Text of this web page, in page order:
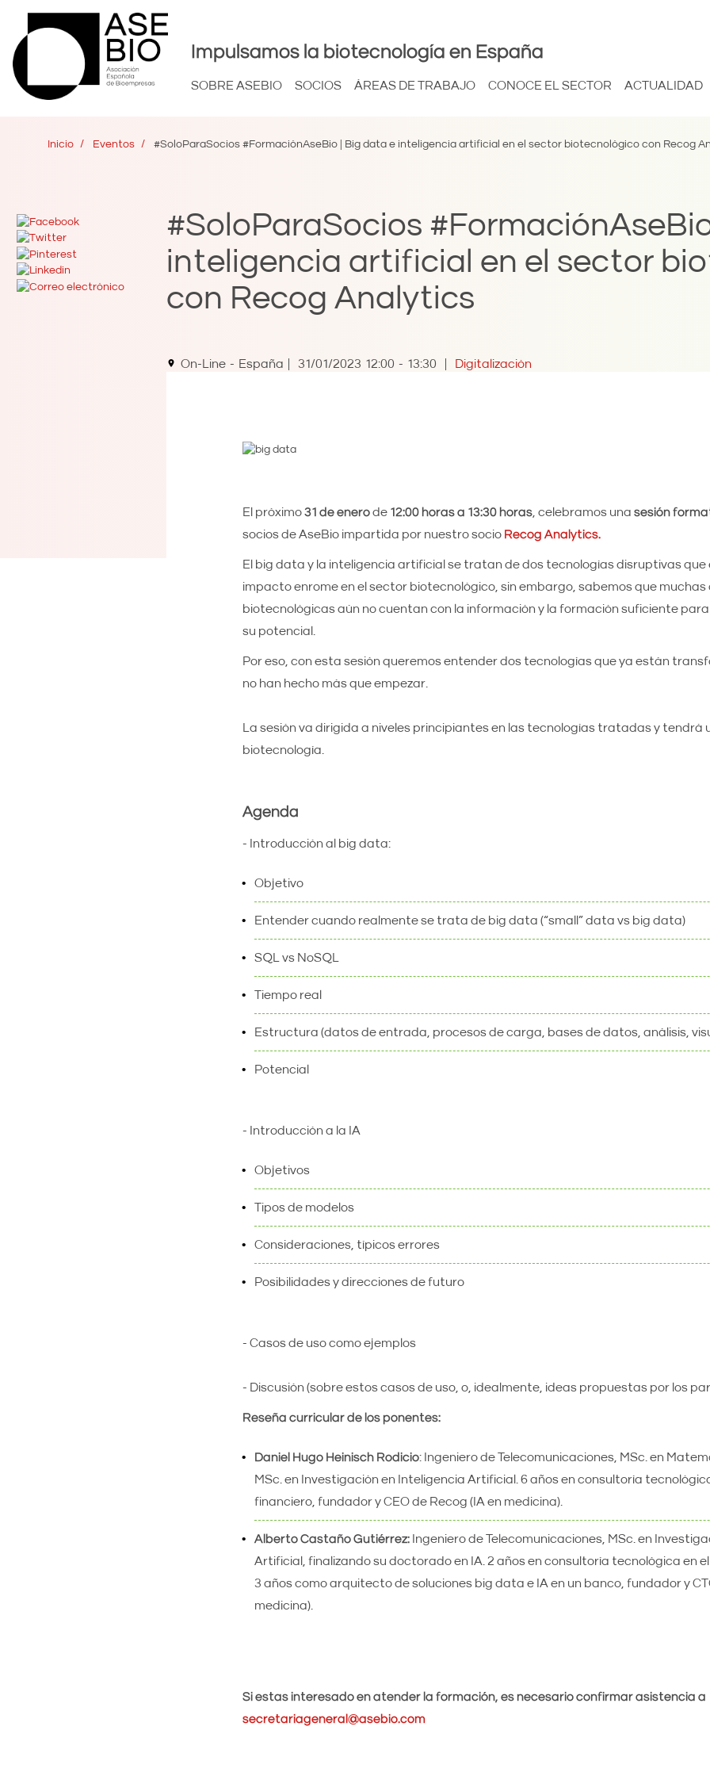
Impulsamos la biotecnología en España
SOBRE ASEBIO SOCIOS ÁREAS DE TRABAJO CONOCE EL SECTOR ACTUALIDAD
Inicio Eventos #SoloParaSocios #FormaciónAseBio | Big data e inteligencia artificial en el sector biotecnológico con Recog
#SoloParaSocios
inteligencia artificial en el sector
con Recog Analytics
On-Line España 31/01/2023 12:00 - 13:30 Digitalización
El próximo31 de enerode 12:00 horas a 13:30 horas, celebramos una sesión
socios de AseBio impartida por nuestro socio Recog Analytics.
El big data y la inteligencia artificial se tratan de dos tecnologías disruptivas que
impacto enrome en el sector biotecnológico, sin embargo, sabemos que
biotecnológicas aún no cuentan con la información y la formación suficiente
su potencial.
Por eso, con esta sesión queremos entender dos tecnologías que ya están
no han hecho más que empezar.
La sesión va dirigida a niveles principiantes en las tecnologías tratadas y tendrá
biotecnología.
Agenda
- Introducción al big data:
Objetivo
Entender cuando realmente se trata de big data (“small” data vs big data)
SQL vs NoSQL
Tiempo real
Estructura (datos de entrada, procesos de carga, bases de datos, análisis,
Potencial
- Introducción a la IA
Objetivos
Tipos de modelos
Consideraciones, típicos errores
Posibilidades y direcciones de futuro
- Casos de uso como ejemplos
- Discusión (sobre estos casos de uso, o, idealmente, ideas propuestas por los
Reseña curricular de los ponentes:
Daniel Hugo Heinisch Rodicio: Ingeniero de Telecomunicaciones, MSc. en
MSc. en Investigación en Inteligencia Artificial. 6 años en consultoría
financiero, fundador y CEO de Recog (IA en medicina).
Alberto Castaño Gutiérrez:Ingeniero de Telecomunicaciones, MSc. en
Artificial, finalizando su doctorado en IA. 2 años en consultoría tecnológica en
3 años como arquitecto de soluciones big data e IA en un banco, fundador y
medicina).
Si estas interesado en atender la formación, es necesario confirmar asistencia a
secretariageneral@asebio.com